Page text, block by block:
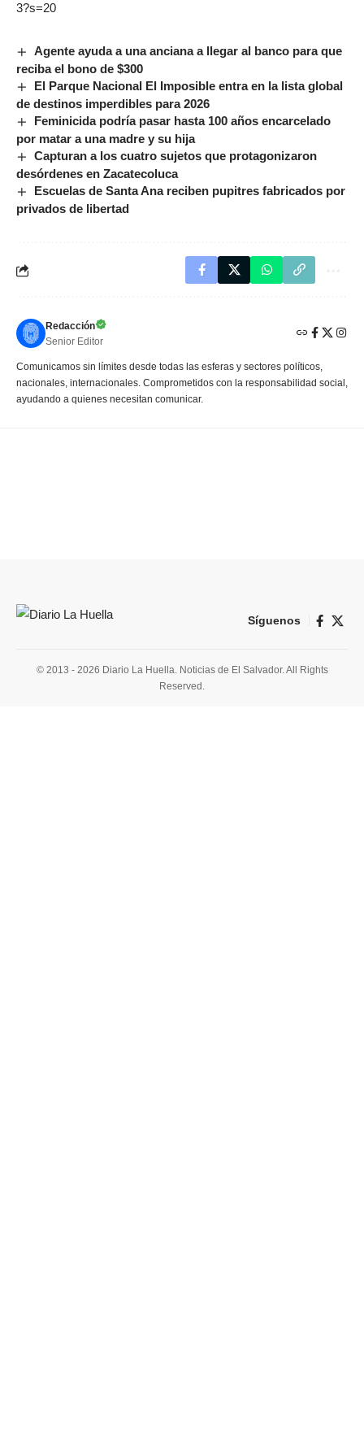
3?s=20
Agente ayuda a una anciana a llegar al banco para que
reciba el bono de $300
El Parque Nacional El Imposible entra en la lista global
de destinos imperdibles para 2026
Feminicida podría pasar hasta 100 años encarcelado
por matar a una madre y su hija
Capturan a los cuatro sujetos que protagonizaron
desórdenes en Zacatecoluca
Escuelas de Santa Ana reciben pupitres fabricados por
privados de libertad
Redacción
Senior Editor
Comunicamos sin límites desde todas las esferas y sectores políticos,
nacionales, internacionales. Comprometidos con la responsabilidad social,
ayudando a quienes necesitan comunicar.
Síguenos
© 2013 - 2026 Diario La Huella. Noticias de El Salvador. All Rights
Reserved.